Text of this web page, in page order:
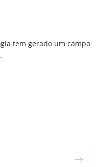
tem gerado um campo